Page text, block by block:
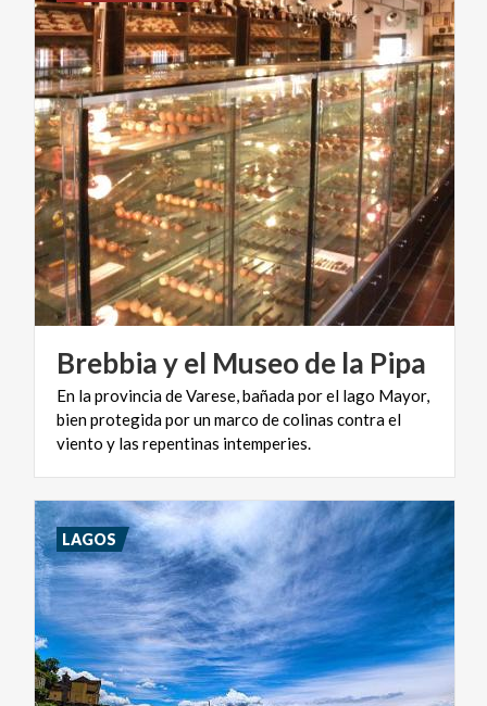
Brebbiayel Museode la Pipa
En la provincia de Varese, bañada por el lago Mayor,
bien protegida por un marco de colinas contra el
viento y las repentinas intemperies.
LAGOS